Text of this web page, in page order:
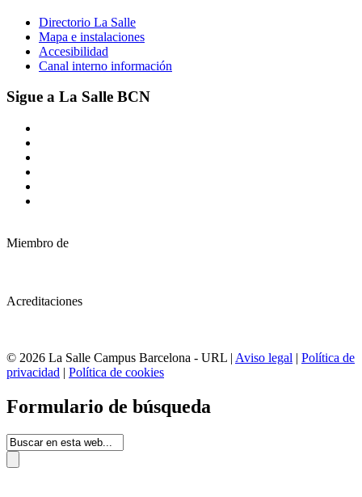
Directorio La Salle
Mapa e instalaciones
Accesibilidad
Canal interno información
Sigue a La Salle BCN
Miembro de
Acreditaciones
© 2026 La Salle Campus Barcelona - URL | Aviso legal | Política de
privacidad | Política de cookies
Formulario de búsqueda